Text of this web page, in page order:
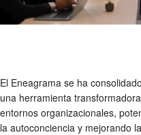
El Eneagrama se ha
una herramienta
entornos organizacionales,
la autoconciencia y mejorando la